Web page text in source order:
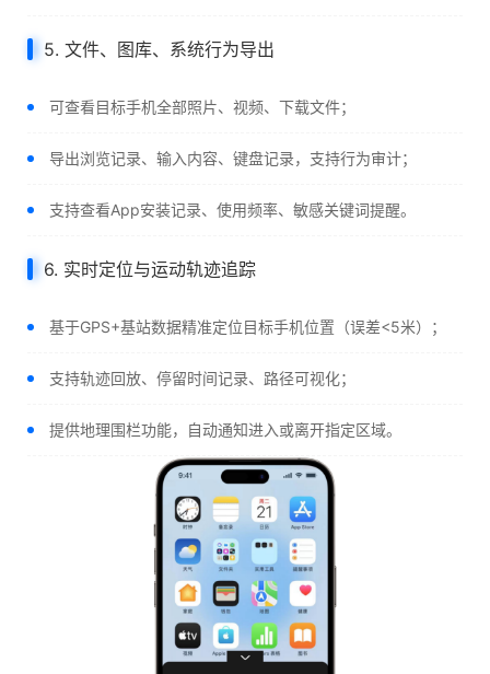
5. 文件、图库、系统行为导出
可查看目标手机全部照片、视频、下载文件；
导出浏览记录、输入内容、键盘记录，支持行为审计；
支持查看App安装记录、使用频率、敏感关键词提醒。
6. 实时定位与运动轨迹追踪
基于GPS+基站数据精准定位目标手机位置（误差<5米）；
支持轨迹回放、停留时间记录、路径可视化；
提供地理围栏功能，自动通知进入或离开指定区域。